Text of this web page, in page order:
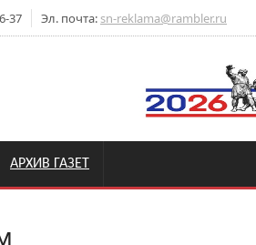
37 Эл. почта: sn-reklama@rambler.ru
АРХИВ ГАЗЕТ